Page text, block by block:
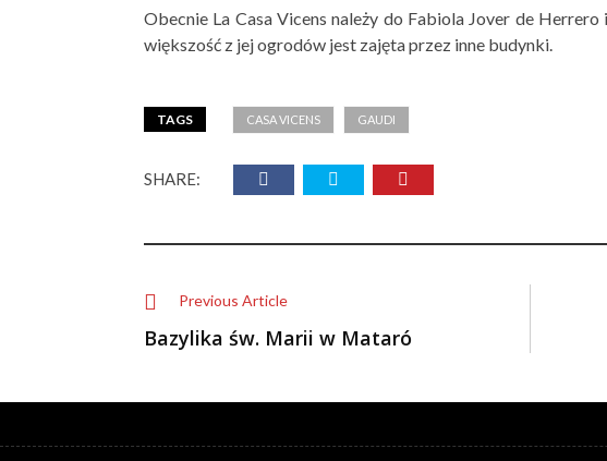
Obecnie La Casa Vicens należy do Fabiola Jover de
większość z jej ogrodów jest zajęta przez inne budynki.
TAGS CASA VICENS GAUDI
SHARE:
Previous Article
Bazylika św. Marii w Mataró